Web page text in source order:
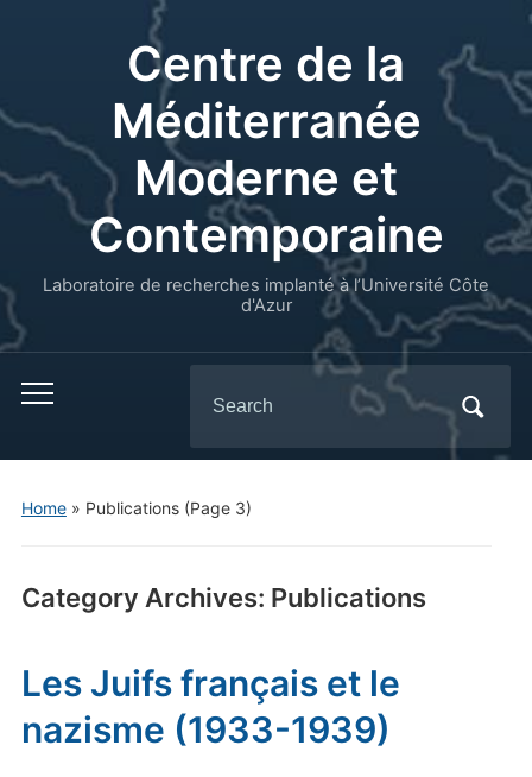
Centre de la
Méditerranée
Moderne et
Contemporaine
Laboratoire de recherches implanté à l’Université Côte
d'Azur
for:
Home» Publications(Page 3)
Category Archives: Publications
Les Juifs français et le
nazisme (1933-1939)